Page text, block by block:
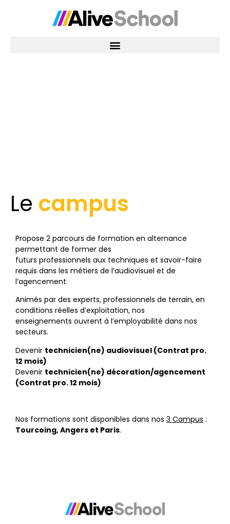
Le campus
Propose 2 parcours de formation en alternance
permettant de former des
futurs professionnels aux techniques et savoir-faire
requis dans les métiers de l’audiovisuel et de
l’agencement.
Animés par des experts, professionnels de terrain, en
conditions réelles d’exploitation, nos
enseignements ouvrent à l’employabilité dans nos
secteurs.
Devenir technicien(ne) audiovisuel (Contrat pro.
12 mois)
Devenir technicien(ne) décoration/agencement
(Contrat pro. 12 mois)
Nos formations sont disponibles dans nos 3 Campus :
Tourcoing, Angers et Paris.